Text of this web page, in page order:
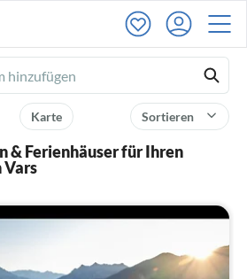
Sortieren
Karte
& Ferienhäuser für Ihren
Vars